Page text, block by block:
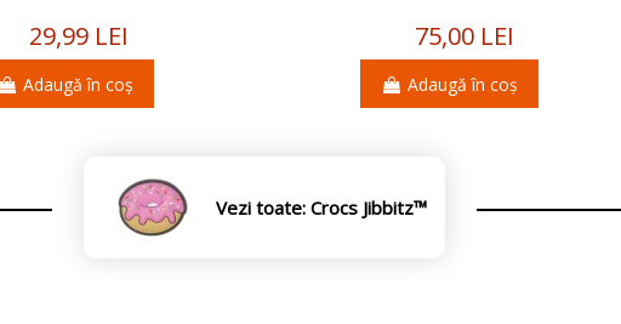
29,99 LEI
Adaugă în coș
75,00 LEI
Adaugă în coș
Vezi toate: Crocs Jibbitz™